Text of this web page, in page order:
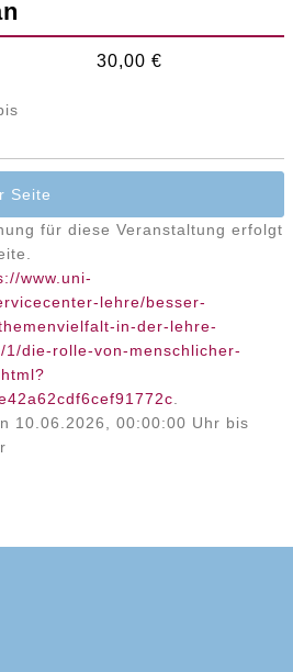
30,00 €
Seite
für diese Veranstaltung erfolgt
www.uni-
lehre/besser-
in-der-lehre-
die-rolle-von-menschlicher-
10.06.2026, 00:00:00 Uhr bis